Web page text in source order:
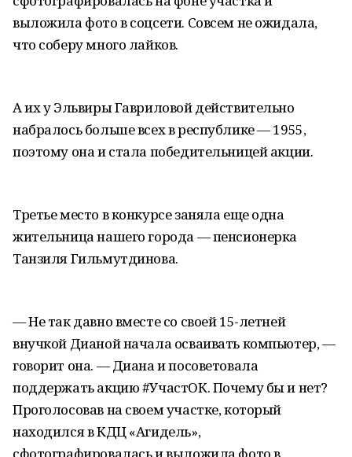
выложила фото в соцсети. Совсем не ожидала,
что соберу много лайков.
А их у Эльвиры Гавриловой действительно
набралось больше всех в республике — 1955,
поэтому она и стала победительницей акции.
Третье место в конкурсе заняла еще одна
жительница нашего города — пенсионерка
Танзиля Гильмутдинова.
— Не так давно вместе со своей 15-летней
внучкой Дианой начала осваивать компьютер, —
говорит она. — Диана и посоветовала
поддержать акцию #УчастОК. Почему бы и нет?
Проголосовав на своем участке, который
находился в КДЦ «Агидель»,